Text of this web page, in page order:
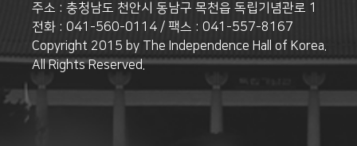
주소 : 충청남도 천안시 동남구 목천읍 독립기념관로 1
전화 : 041-560-0114 / 팩스 : 041-557-8167
Copyright 2015 by The Independence Hall of Korea.
All Rights Reserved.